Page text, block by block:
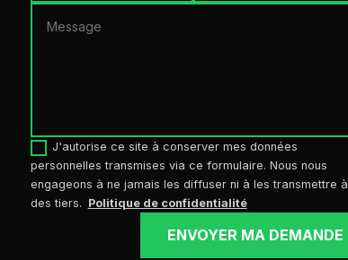
J'autorise ce site à conserver mes données
personnelles transmises via ce formulaire. Nous nous
engageons à ne jamais les diffuser ni à les transmettre à
des tiers. Politique de confidentialité
ENVOYER MA DEMANDE